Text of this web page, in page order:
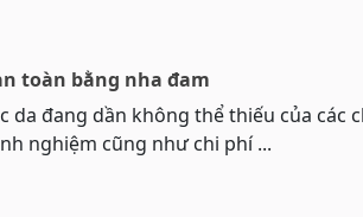
toàn bằng nha đam
da đang dần không thể thiếu của các
nghiệm cũng như chi phí ...